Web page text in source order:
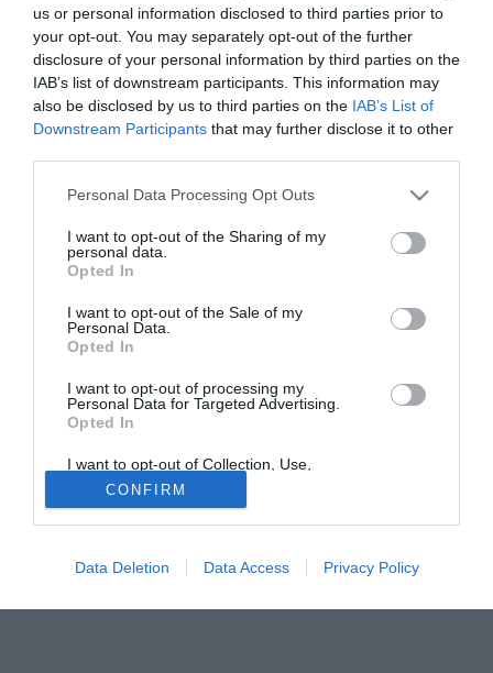
us or personal information disclosed to third parties prior to
your opt-out. You may separately opt-out of the further
disclosure of your personal information by third parties on the
IAB’s list of downstream participants. This information may
also be disclosed by us to third parties on the IAB’s List of
Downstream Participants that may further disclose it to other
Personal Data Processing Opt Outs
I want to opt-out of the Sharing of my
personal data.
Opted In
I want to opt-out of the Sale of my
Personal Data.
Opted In
I want to opt-out of processing my
Personal Data for Targeted Advertising.
Opted In
I want to opt-out of Collection, Use,
Retention, Sale, and/or Sharing of my
Personal Data that Is Unrelated with the
Purposes for which it was collected.
Opted Out
CONFIRM
Data Deletion Data Access Privacy Policy
Flavio Briatore è stato contestato duramente dai tifosi del
Queen's Park Rangers per aver aumentato i prezzi dei
biglietti per assistere alle partite della squadra inglese, fino
a 60 euro. Ma la politica dei prezzi decisa dei vertici della
società è stata oggetto di critiche anche da parte di altri
si è rifiutato di acquistare i tagliandi del settore degli ospiti:
"Sono troppo cari - fanno sapere - e ci siamo rivolti alle
Solo con TIMVISION hai DAZN e PRIME in promo a soli